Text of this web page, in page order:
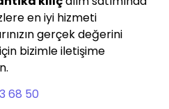
en iyi hizmeti
gerçek değerini
bizimle iletişime
68 50